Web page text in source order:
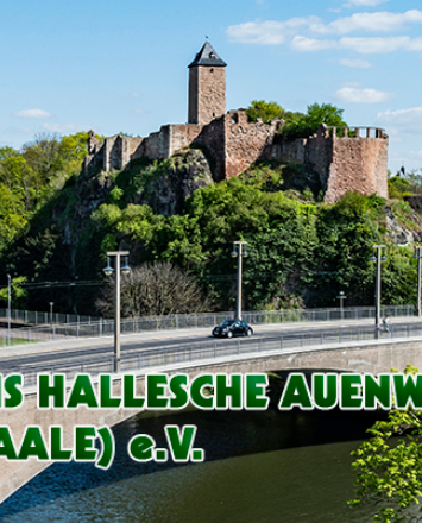
Arbeitskreis
Hallesche
Auenwälder
zu
Halle